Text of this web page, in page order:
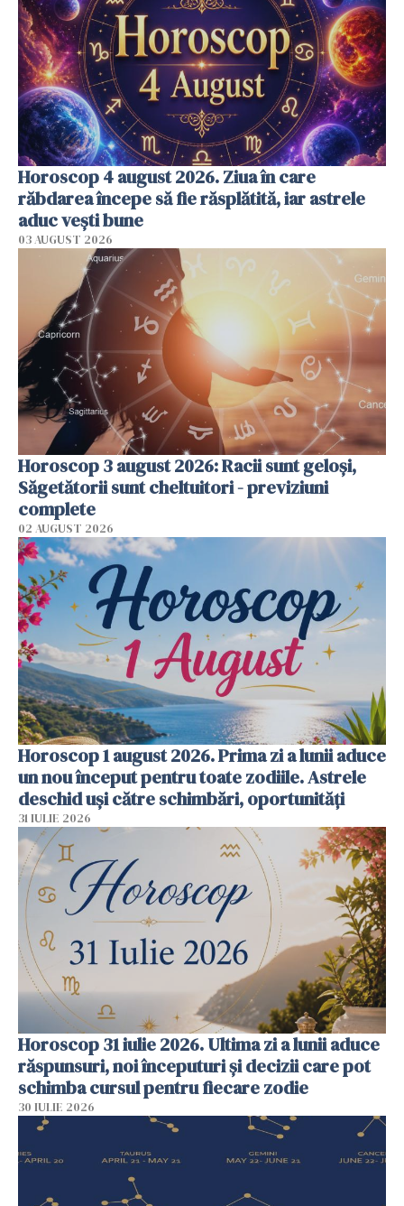
Horoscop 4 august 2026. Ziua în care
răbdarea începe să fie răsplătită, iar astrele
aduc vești bune
03 AUGUST 2026
Horoscop 3 august 2026: Racii sunt geloși,
Săgetătorii sunt cheltuitori - previziuni
complete
02 AUGUST 2026
Horoscop 1 august 2026. Prima zi a lunii aduce
un nou început pentru toate zodiile. Astrele
deschid uși către schimbări, oportunități
31 IULIE 2026
Horoscop 31 iulie 2026. Ultima zi a lunii aduce
răspunsuri, noi începuturi și decizii care pot
schimba cursul pentru fiecare zodie
30 IULIE 2026